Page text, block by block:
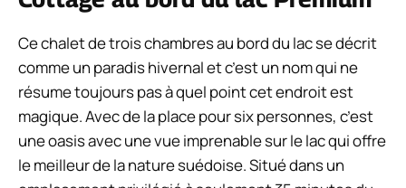
Ce chalet de trois chambres au bord du lac se décrit
comme un paradis hivernal et c’est un nom qui ne
résume toujours pas à quel point cet endroit est
magique. Avec de la place pour six personnes, c’est
une oasis avec une vue imprenable sur le lac qui offre
le meilleur de la nature suédoise. Situé dans un